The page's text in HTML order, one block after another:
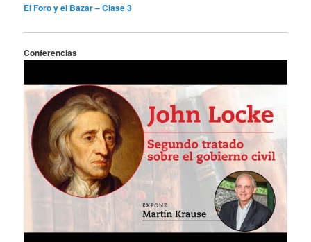
El Foro y el Bazar – Clase 3
Conferencias